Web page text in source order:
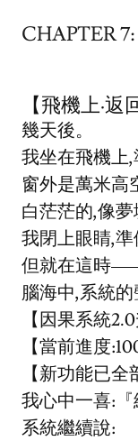
CHAPTER
【飛機上·返
幾天後。
我坐在飛機上,
窗外是萬米
白茫茫的,像夢
我閉上眼睛,準
但就在這時
腦海中,系統
【因果系統
【當前進度
【新功能已全
我心中一喜:『
系統繼續說: